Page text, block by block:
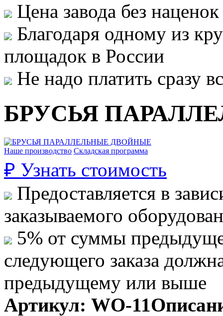
Цена завода без
Благодаря одному из
площадок в России
Не надо платить сразу
БРУСЬЯ
Наше производство Складская программа
₽ Узнать стоимость
Предоставляется в
заказываемого
5% от суммы
следующего заказа
предыдущему или выше
Артикул: WO-11